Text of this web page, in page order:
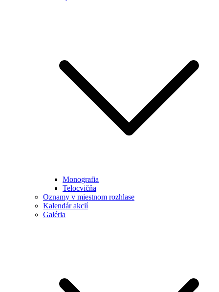
Monografia
Telocvičňa
Oznamy v miestnom rozhlase
Kalendár akcií
Galéria